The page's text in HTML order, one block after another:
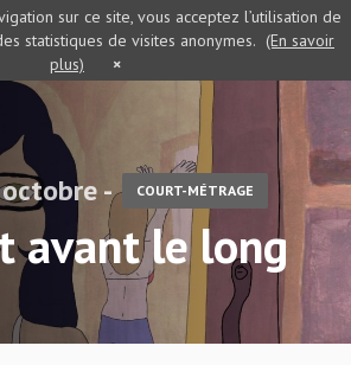
- COURT-MÉTRAGE
avant le long
sur ce site, vous acceptez l’utilisation de
statistiques de visites anonymes. (En savoir
plus)
×